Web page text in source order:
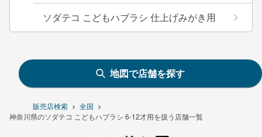
販売店検索
全国
神奈川県のソダテコ こどもハブラシ 6-12才用を扱う店舗一覧
ソダテコ こどもハブラシ 仕上げみがき用
地図で店舗を探す